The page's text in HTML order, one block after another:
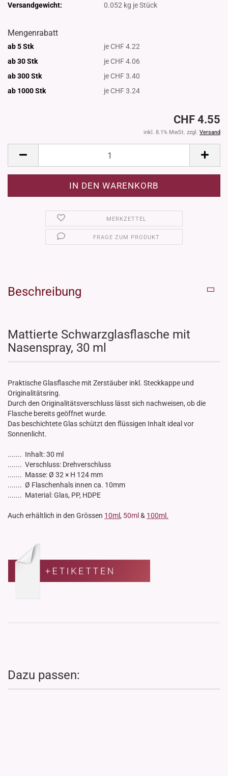
Versandgewicht:
0.052 kg je Stück
Mengenrabatt
ab 5 Stk
je CHF 4.22
ab 30 Stk
je CHF 4.06
ab 300 Stk
je CHF 3.40
ab 1000Stk je CHF 3.24
CHF 4.55
inkl. 8.1% MwSt. zzgl. Versand
MERKZETTEL
FRAGE ZUM PRODUKT
Beschreibung
Mattierte Schwarzglasflasche mit
Nasenspray, 30 ml
Praktische Glasflasche mit Zerstäuber inkl. Steckkappe und
Originalitätsring.
Durch den Originalitätsverschluss lässt sich nachweisen, ob die
Flasche bereits geöffnet wurde.
Das beschichtete Glas schützt den flüssigen Inhalt ideal vor
Sonnenlicht.
....... Inhalt: 30 ml
....... Verschluss: Drehverschluss
....... Masse: Ø 32 × H 124 mm
....... Ø Flaschenhals innen ca. 10mm
....... Material: Glas, PP, HDPE
Auch erhältlich in den Grössen 10ml, 50ml & 100ml.
Dazu passen: